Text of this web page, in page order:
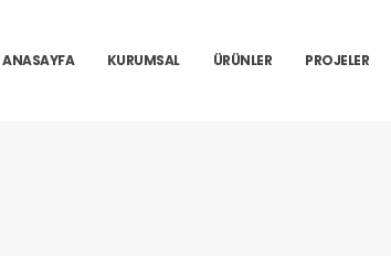
ANASAYFA KURUMSAL ÜRÜNLER PROJELER